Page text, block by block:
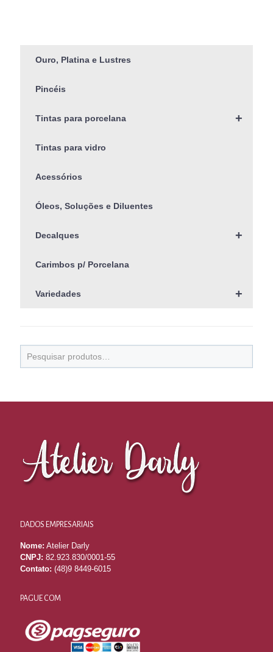
Ouro, Platina e Lustres
Pincéis
+
Tintas para porcelana
Tintas para vidro
Acessórios
Óleos, Soluções e Diluentes
+
Decalques
Carimbos p/ Porcelana
+
Variedades
DADOS EMPRESARIAIS
Nome: Atelier Darly
CNPJ: 82.923.830/0001-55
Contato: (48)9 8449-6015
PAGUE COM